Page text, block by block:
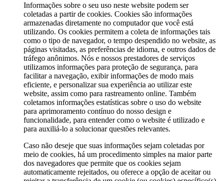
Informações sobre o seu uso neste website podem ser
coletadas a partir de cookies. Cookies são informações
armazenadas diretamente no computador que você está
utilizando. Os cookies permitem a coleta de informações tais
como o tipo de navegador, o tempo despendido no website, as
páginas visitadas, as preferências de idioma, e outros dados de
tráfego anônimos. Nós e nossos prestadores de serviços
utilizamos informações para proteção de segurança, para
facilitar a navegação, exibir informações de modo mais
eficiente, e personalizar sua experiência ao utilizar este
website, assim como para rastreamento online. Também
coletamos informações estatísticas sobre o uso do website
para aprimoramento contínuo do nosso design e
funcionalidade, para entender como o website é utilizado e
para auxiliá-lo a solucionar questões relevantes.
Caso não deseje que suas informações sejam coletadas por
meio de cookies, há um procedimento simples na maior parte
dos navegadores que permite que os cookies sejam
automaticamente rejeitados, ou oferece a opção de aceitar ou